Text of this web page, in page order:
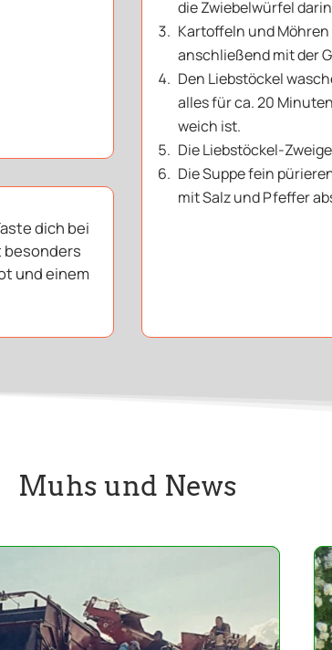
die Zwiebelwürfel
Kartoffeln und
anschließend mit der
Den Liebstöckel
alles für ca. 20
weich ist.
Die Liebstöckel-
Die Suppe fein
mit Salz und Pfeffer
dich bei
besonders
und einem
Muhs und News